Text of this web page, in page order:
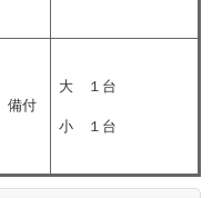
備付
大 １台
小 １台